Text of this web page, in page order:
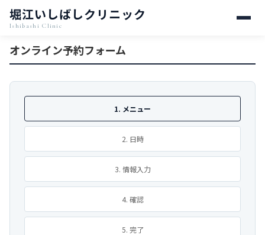
堀江いしばしクリニック
Ishibashi Clinic
オンライン予約フォーム
1. メニュー
2. 日時
3. 情報入力
4. 確認
5. 完了